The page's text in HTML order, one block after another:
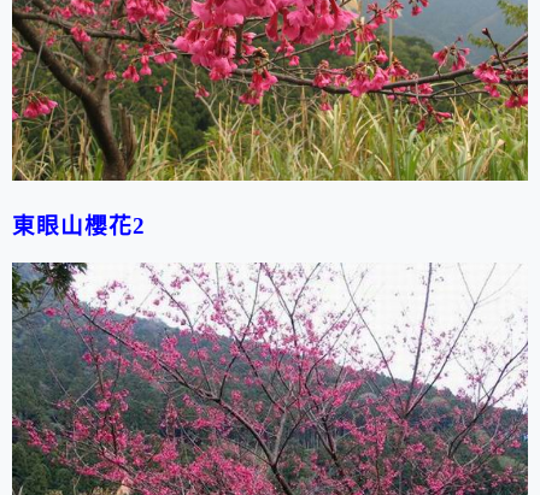
東眼山櫻花2